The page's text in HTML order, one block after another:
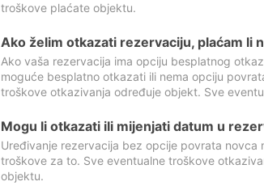
troškove plaćate objektu.
Ako želim otkazati rezervaciju, plaćam li
Ako vaša rezervacija ima opciju besplatnog
moguće besplatno otkazati ili nema opciju
troškove otkazivanja određuje objekt. Sve
Mogu li otkazati ili mijenjati datum u
Uređivanje rezervacija bez opcije povrata
troškove za to. Sve eventualne troškove
objektu.